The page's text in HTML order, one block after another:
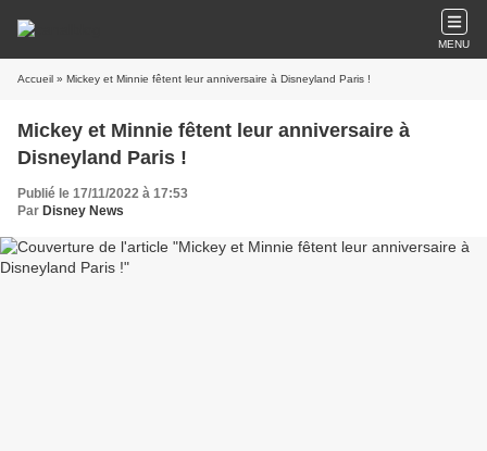
MENU
Accueil » Mickey et Minnie fêtent leur anniversaire à Disneyland Paris !
Mickey et Minnie fêtent leur anniversaire à
Disneyland Paris !
Publié le 17/11/2022 à 17:53
Par Disney News